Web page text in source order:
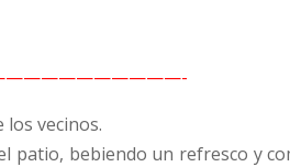
los vecinos.
patio, bebiendo un refresco y